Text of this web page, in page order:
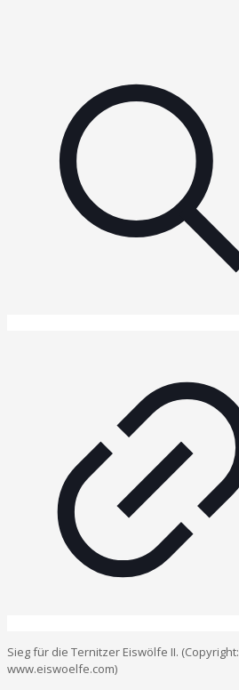
Sieg für die Ternitzer Eiswölfe II. (Copyright:
www.eiswoelfe.com)